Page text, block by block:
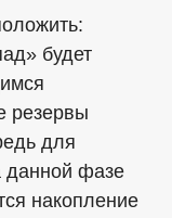
будет
резервы
для
данной фазе
накопление